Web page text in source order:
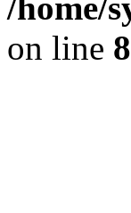
on line